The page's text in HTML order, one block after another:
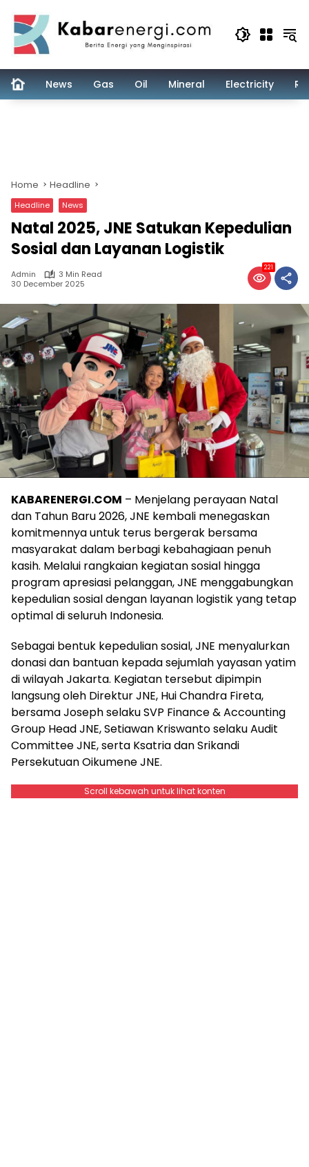
content
News Gas Oil Mineral Electricity
Home Headline
Headline News
Natal 2025, JNE Satukan Kepedulian
Sosial dan Layanan Logistik
Admin
3 Min Read
30 December 2025
221
KABARENERGI.COM – Menjelang perayaan Natal
dan Tahun Baru 2026, JNE kembali menegaskan
komitmennya untuk terus bergerak bersama
masyarakat dalam berbagi kebahagiaan penuh
kasih. Melalui rangkaian kegiatan sosial hingga
program apresiasi pelanggan, JNE menggabungkan
kepedulian sosial dengan layanan logistik yang tetap
optimal di seluruh Indonesia.
Sebagai bentuk kepedulian sosial, JNE menyalurkan
donasi dan bantuan kepada sejumlah yayasan yatim
di wilayah Jakarta. Kegiatan tersebut dipimpin
langsung oleh Direktur JNE, Hui Chandra Fireta,
bersama Joseph selaku SVP Finance & Accounting
Group Head JNE, Setiawan Kriswanto selaku Audit
Committee JNE, serta Ksatria dan Srikandi
Persekutuan Oikumene JNE.
Scroll kebawah untuk lihat konten